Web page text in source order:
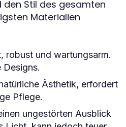
den Stil des gesamten
Materialien
robust und wartungsarm.
Designs.
Ästhetik, erfordert
Pflege.
ungestörten Ausblick